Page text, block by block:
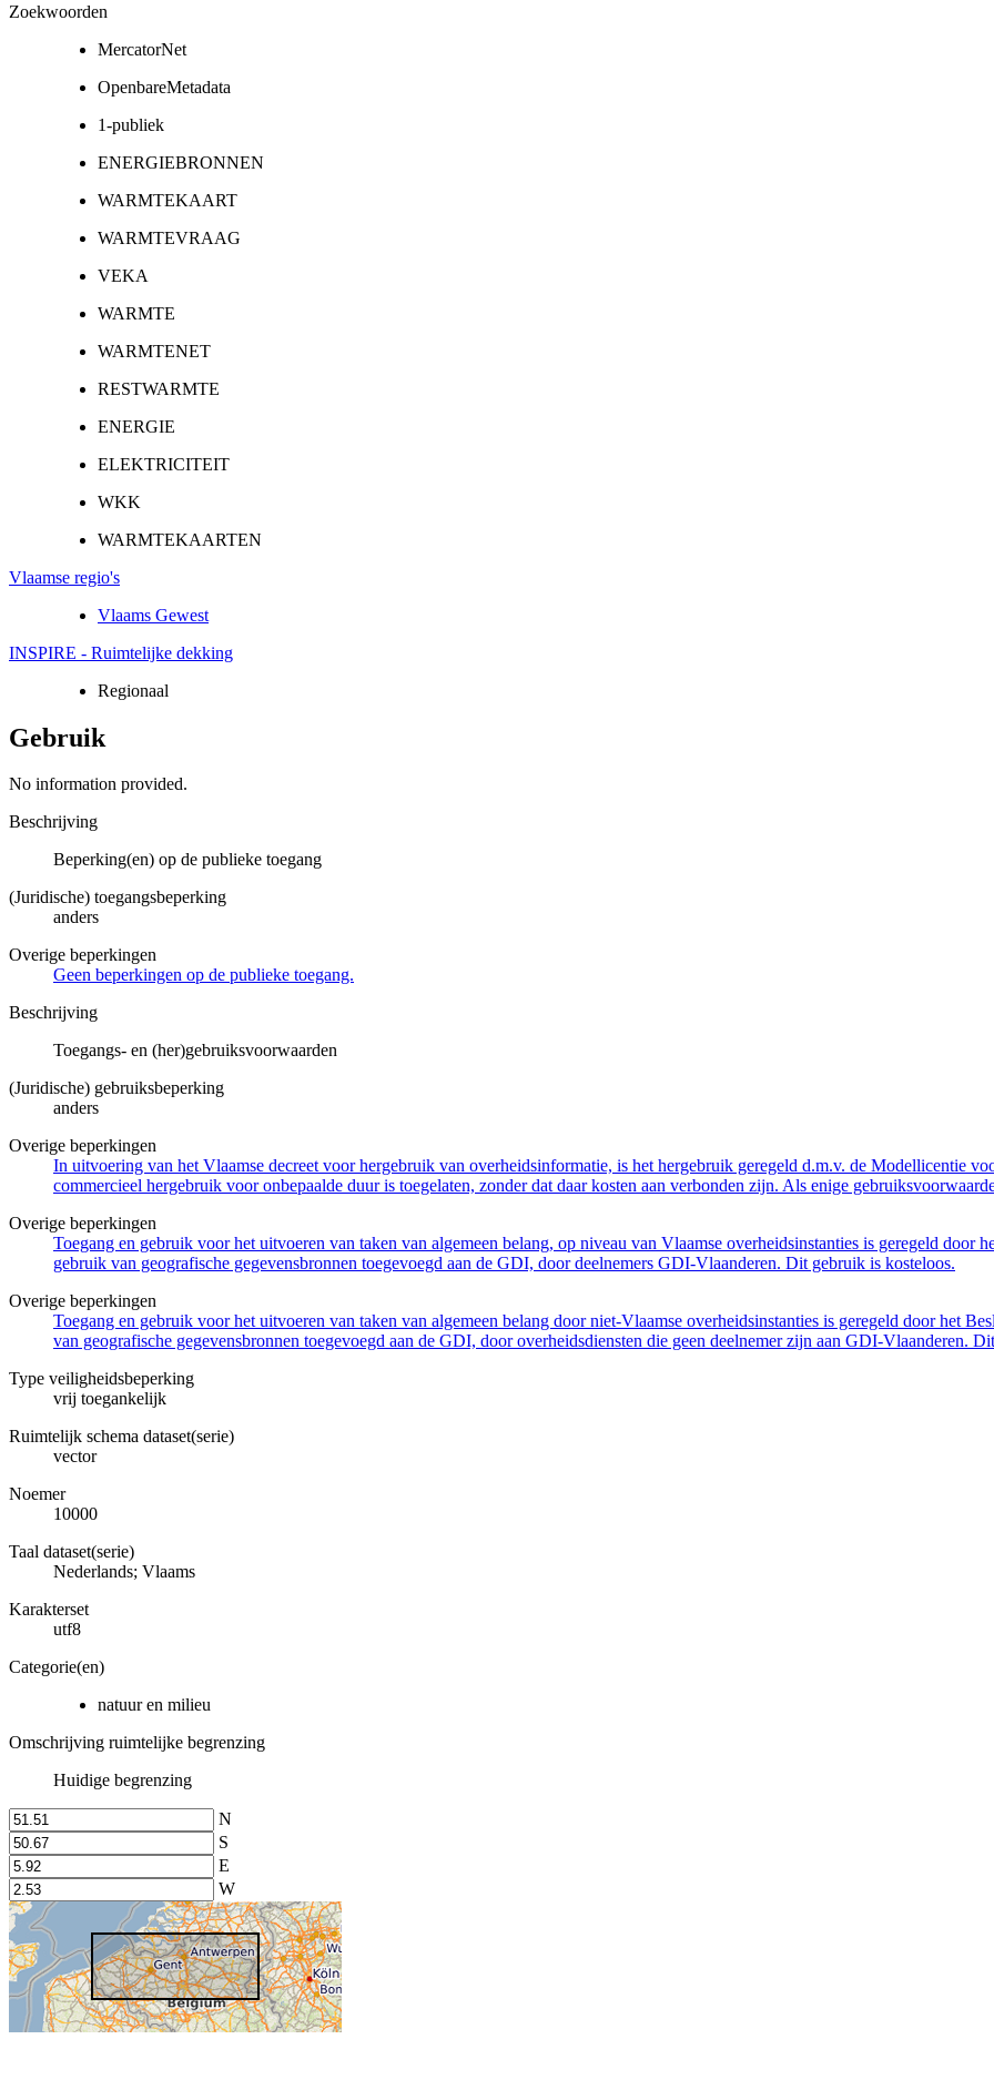
Zoekwoorden
MercatorNet
OpenbareMetadata
1-publiek
ENERGIEBRONNEN
WARMTEKAART
WARMTEVRAAG
VEKA
WARMTE
WARMTENET
RESTWARMTE
ENERGIE
ELEKTRICITEIT
WKK
WARMTEKAARTEN
Vlaamse regio's
Vlaams Gewest
INSPIRE - Ruimtelijke dekking
Regionaal
Gebruik
No information provided.
Beschrijving
Beperking(en) op de publieke toegang
(Juridische) toegangsbeperking
anders
Overige beperkingen
Geen beperkingen op de publieke toegang.
Beschrijving
Toegangs- en (her)gebruiksvoorwaarden
(Juridische) gebruiksbeperking
anders
Overige beperkingen
In uitvoering van het Vlaamse decreet voor hergebruik van overheidsinformatie, is het hergebruik geregeld d.m.v. de Modellicentie
commercieel hergebruik voor onbepaalde duur is toegelaten, zonder dat daar kosten aan verbonden zijn. Als enige
Overige beperkingen
Toegang en gebruik voor het uitvoeren van taken van algemeen belang, op niveau van Vlaamse overheidsinstanties is geregeld door
gebruik van geografische gegevensbronnen toegevoegd aan de GDI, door deelnemers GDI-Vlaanderen. Dit gebruik is kosteloos.
Overige beperkingen
Toegang en gebruik voor het uitvoeren van taken van algemeen belang door niet-Vlaamse overheidsinstanties is geregeld door het
van geografische gegevensbronnen toegevoegd aan de GDI, door overheidsdiensten die geen deelnemer zijn aan GDI-Vlaanderen.
Type veiligheidsbeperking
vrij toegankelijk
Ruimtelijk schema dataset(serie)
vector
Noemer
10000
Taal dataset(serie)
Nederlands; Vlaams
Karakterset
utf8
Categorie(en)
natuur en milieu
Omschrijving ruimtelijke begrenzing
Huidige begrenzing
N
S
E
W